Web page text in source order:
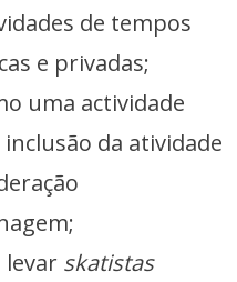
de tempos
e privadas;
uma actividade
da atividade
skatistas